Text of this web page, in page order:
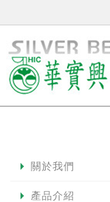
關於我們
產品介紹